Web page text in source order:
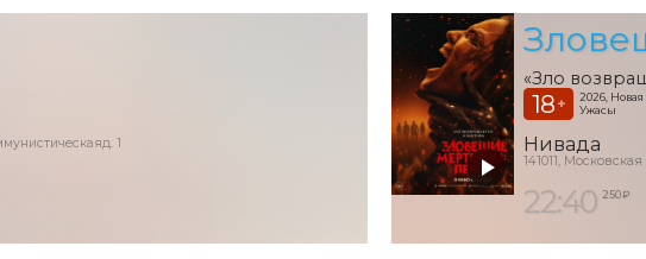
1
«Зло
18 +
2026,
Ужасы
Нивада
141011,
22:40 250 ₽